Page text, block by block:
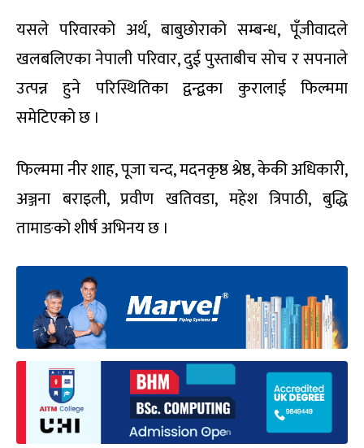
यसले परिवारको अर्थ, बाबुछोराको सम्बन्ध, पूँजीवादले
खलबलिएका नेपाली परिवार, दुई पुस्ताबीच सोच र सपनाले
उत्पन्न हुने परिस्थितिका द्वन्द्वका कुरालाई फिल्ममा
समेटिएको छ ।
फिल्ममा नीर शाह, पूजा चन्द, मदनकृष्ठ श्रेष्ठ, केकी अधिकारी,
अञ्जना बराइली, प्रवीण खतिवडा, महेश त्रिपाठी, बुद्धि
तामाङको शीर्ष अभिनय छ ।